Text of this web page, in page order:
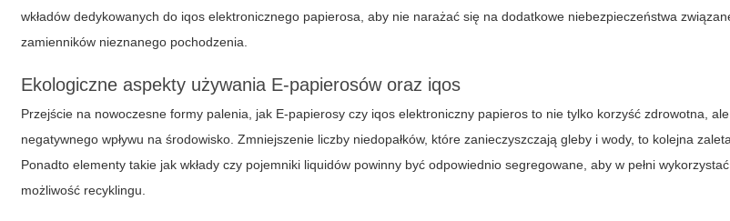
wkładów dedykowanych do iqos elektronicznego papierosa, aby nie narażać się na dodatkowe niebezpieczeństwa
zamienników nieznanego pochodzenia.
Ekologiczne aspekty używania E-papierosów oraz iqos
Przejście na nowoczesne formy palenia, jak E-papierosy czy iqos elektroniczny papieros to nie tylko korzyść zdrowotna,
negatywnego wpływu na środowisko. Zmniejszenie liczby niedopałków, które zanieczyszczają gleby i wody, to kolejna
Ponadto elementy takie jak wkłady czy pojemniki liquidów powinny być odpowiednio segregowane, aby w pełni
możliwość recyklingu.